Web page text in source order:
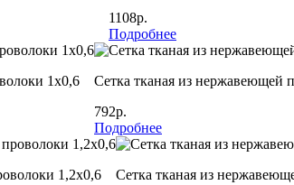
1108р.
Подробнее
1х0,6
Сетка тканая из нержавеющей
792р.
Подробнее
1,2х0,6
Сетка тканая из